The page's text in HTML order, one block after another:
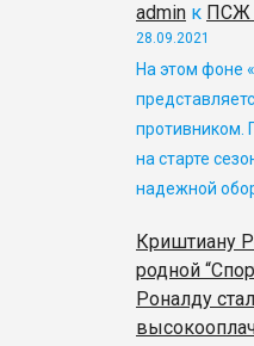
admin к ПСЖ
28.09.2021
На этом фоне
противником.
на старте
надежной
Криштиану
родной
Роналду